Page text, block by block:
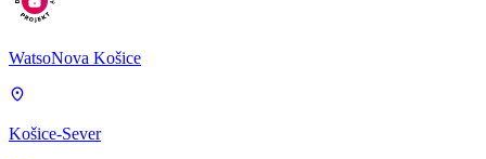
WatsoNova Košice
Košice-Sever